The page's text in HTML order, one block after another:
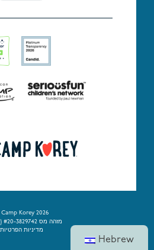
Korey 2026
501(c)(3) מזהה מס #20-3829742
מדיניות הפרטיות
Hebrew